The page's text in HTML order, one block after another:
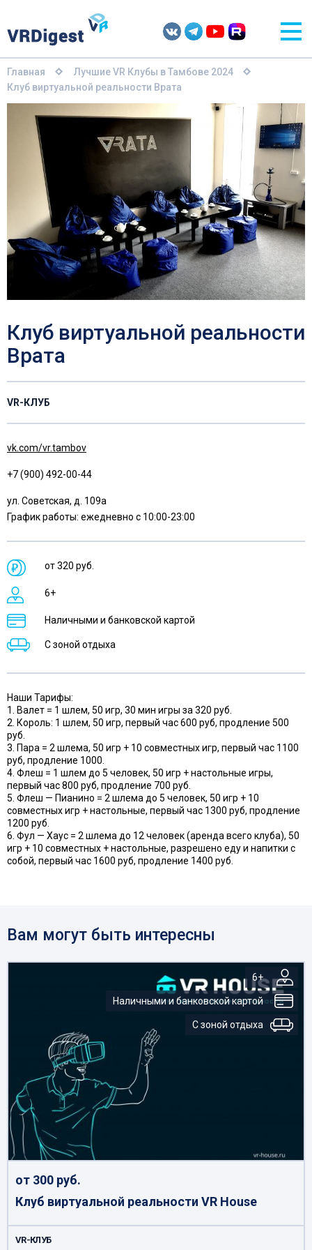
Главная
Лучшие VR Клубы в Тамбове 2024
Клуб виртуальной реальности Врата
Клуб виртуальной реальности
Врата
VR-КЛУБ
vk.com/vr.tambov
+7 (900) 492-00-44
ул. Советская, д. 109а
График работы: ежедневно с 10:00-23:00
от 320 руб.
6+
Наличными и банковской картой
С зоной отдыха
Наши Тарифы:
1. Валет = 1 шлем, 50 игр, 30 мин игры за 320 руб.
2. Король: 1 шлем, 50 игр, первый час 600 руб, продление 500
руб.
3. Пара = 2 шлема, 50 игр + 10 совместных игр, первый час 1100
руб, продление 1000.
4. Флеш = 1 шлем до 5 человек, 50 игр + настольные игры,
первый час 800 руб, продление 700 руб.
5. Флеш — Пианино = 2 шлема до 5 человек, 50 игр + 10
совместных игр + настольные, первый час 1300 руб, продление
1200 руб.
6. Фул — Хаус = 2 шлема до 12 человек (аренда всего клуба), 50
игр + 10 совместных + настольные, разрешено еду и напитки с
собой, первый час 1600 руб, продление 1400 руб.
Вам могут быть интересны
6+
Наличными и банковской картой
С зоной отдыха
от 300 руб.
Клуб виртуальной реальности VR House
VR-КЛУБ